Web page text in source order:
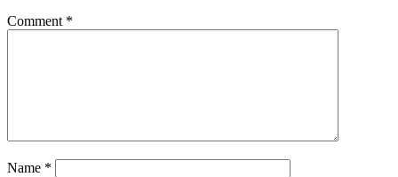
Comment *
Name *